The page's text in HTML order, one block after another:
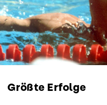
Größte Erfolge